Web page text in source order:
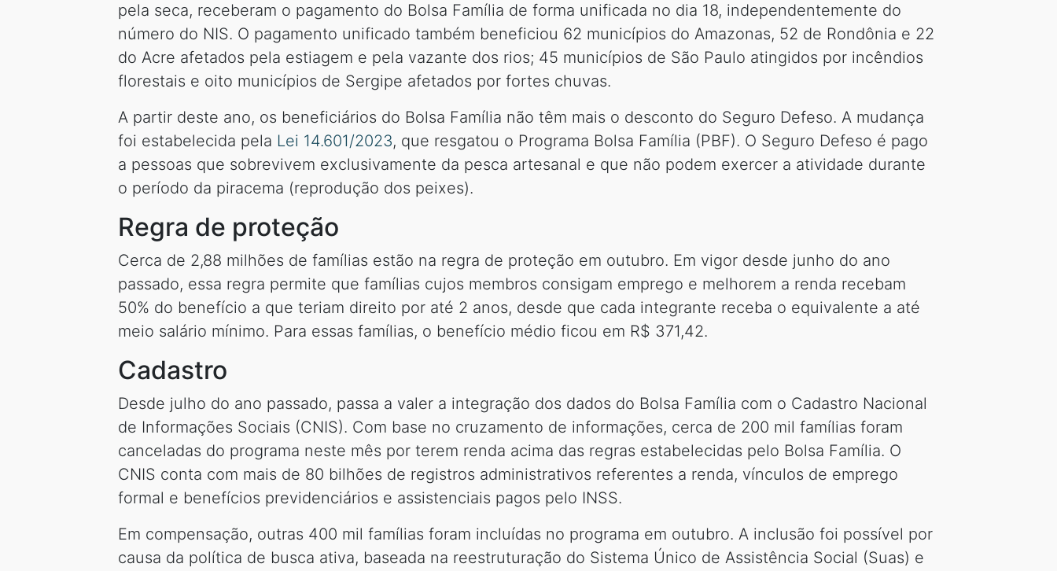
pela seca, receberam o pagamento do Bolsa Família de forma unificada no dia 18, independentemente do
número do NIS. O pagamento unificado também beneficiou 62 municípios do Amazonas, 52 de Rondônia e 22
do Acre afetados pela estiagem e pela vazante dos rios; 45 municípios de São Paulo atingidos por incêndios
florestais e oito municípios de Sergipe afetados por fortes chuvas.
A partir deste ano, os beneficiários do Bolsa Família não têm mais o desconto do Seguro Defeso. A mudança
foi estabelecida pela Lei 14.601/2023, que resgatou o Programa Bolsa Família (PBF). O Seguro Defeso é pago
a pessoas que sobrevivem exclusivamente da pesca artesanal e que não podem exercer a atividade durante
o período da piracema (reprodução dos peixes).
Regra de proteção
Cerca de 2,88 milhões de famílias estão na regra de proteção em outubro. Em vigor desde junho do ano
passado, essa regra permite que famílias cujos membros consigam emprego e melhorem a renda recebam
50% do benefício a que teriam direito por até 2 anos, desde que cada integrante receba o equivalente a até
meio salário mínimo. Para essas famílias, o benefício médio ficou em R$ 371,42.
Cadastro
Desde julho do ano passado, passa a valer a integração dos dados do Bolsa Família com o Cadastro Nacional
de Informações Sociais (CNIS). Com base no cruzamento de informações, cerca de 200 mil famílias foram
canceladas do programa neste mês por terem renda acima das regras estabelecidas pelo Bolsa Família. O
CNIS conta com mais de 80 bilhões de registros administrativos referentes a renda, vínculos de emprego
formal e benefícios previdenciários e assistenciais pagos pelo INSS.
Em compensação, outras 400 mil famílias foram incluídas no programa em outubro. A inclusão foi possível por
causa da política de busca ativa, baseada na reestruturação do Sistema Único de Assistência Social (Suas) e